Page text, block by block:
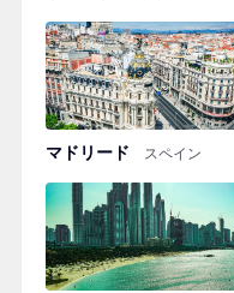
マドリード スペイン